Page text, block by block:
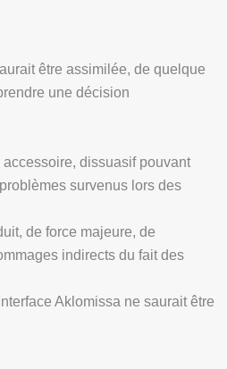
être assimilée, de quelque
une décision
dissuasif pouvant
survenus lors des
de force majeure, de
indirects du fait des
Aklomissa ne saurait être